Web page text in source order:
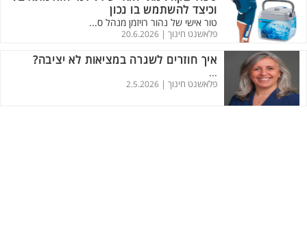
וכיצד להשתמש בו נכון
טור אישי של נהור רויזמן מנהל ס...
פלאשנט חינוך | 20.6.2026
איך חוזרים לשגרה במציאות לא יציבה?
...
פלאשנט חינוך | 2.5.2026